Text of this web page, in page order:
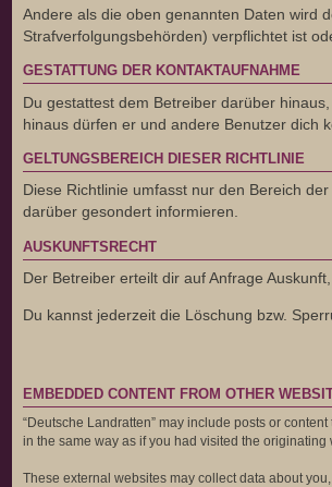
Andere als die oben genannten Daten wird
Strafverfolgungsbehörden) verpflichtet ist
GESTATTUNG DER KONTAKTAUFNAHME
Du gestattest dem Betreiber darüber
hinaus dürfen er und andere Benutzer dich
GELTUNGSBEREICH DIESER RICHTLINIE
Diese Richtlinie umfasst nur den Bereich
darüber gesondert informieren.
AUSKUNFTSRECHT
Der Betreiber erteilt dir auf Anfrage
Du kannst jederzeit die Löschung bzw.
EMBEDDED CONTENT FROM OTHER
“Deutsche Landratten” may include posts or
in the same way as if you had visited the originating
These external websites may collect data about